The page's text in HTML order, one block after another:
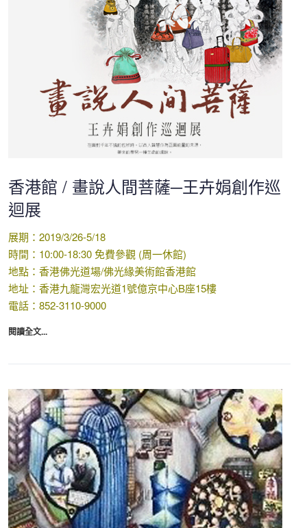
香港館 / 畫說人間菩薩─王卉娟創作巡
迴展
展期：2019/3/26-5/18
時間：10:00-18:30 免費參觀 (周一休館)
地點：香港佛光道場/佛光緣美術館香港館
地址：香港九龍灣宏光道1號億京中心B座15樓
電話：852-3110-9000
閱讀全文...